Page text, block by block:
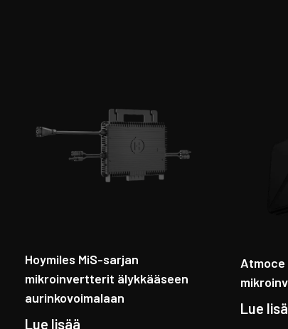
Hoymiles MiS-sarjan
mikroinvertterit älykkääseen
aurinkovoimalaan
Lue lisää
Lue